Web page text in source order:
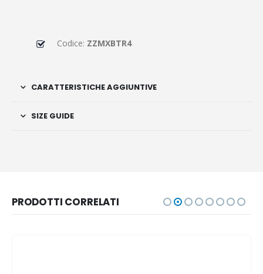
Codice: ZZMXBTR4
CARATTERISTICHE AGGIUNTIVE
SIZE GUIDE
PRODOTTI CORRELATI